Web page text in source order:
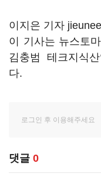
이지은 기자
이 기사는 뉴스토
김충범 테크지식
다.
댓글 0